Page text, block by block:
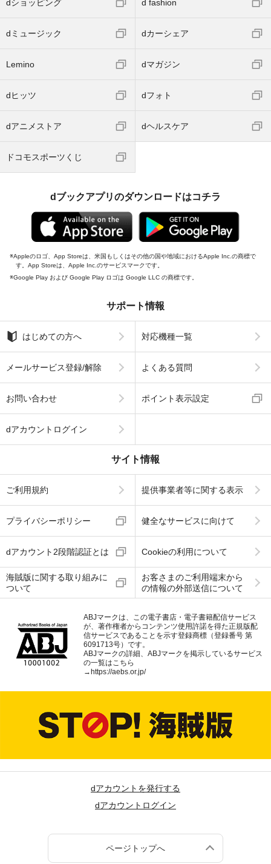
dショッピング d fashion
dミュージック dカーシェア
Lemino dマガジン
dヒッツ dフォト
dアニメストア dヘルスケア
ドコモスポーツくじ
dブックアプリのダウンロードはコチラ
Appleのロゴ、App Storeは、米国もしくはその他の国や地域におけるApple Inc.の商標で
す。App Storeは、Apple Inc.のサービスマークです。
Google Play および Google Play ロゴは Google LLC の商標です。
サポート情報
はじめての方へ 対応機種一覧
メールサービス登録/解除 よくある質問
お問い合わせ ポイント表示設定
dアカウントログイン
サイト情報
ご利用規約 提供事業者等に関する表示
プライバシーポリシー 健全なサービスに向けて
dアカウント2段階認証とは Cookieの利用について
海賊版に関する取り組みに
ついて
お客さまのご利用端末から
の情報の外部送信について
ABJマークは、この電子書店・電子書籍配信サービス
が、著作権者からコンテンツ使用許諾を得た正規版配
信サービスであることを示す登録商標（登録番号 第
6091713号）です。
ABJマークの詳細、ABJマークを掲示しているサービス
の一覧はこちら
→https://aebs.or.jp/
dアカウントを発行する
dアカウントログイン
ページトップへ